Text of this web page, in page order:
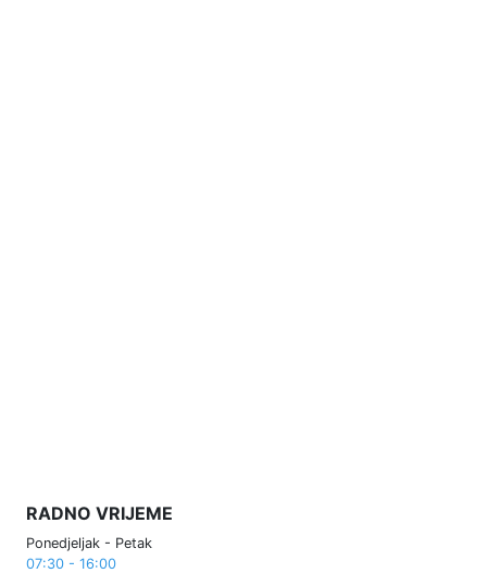
RADNO VRIJEME
Ponedjeljak - Petak
07:30 - 16:00